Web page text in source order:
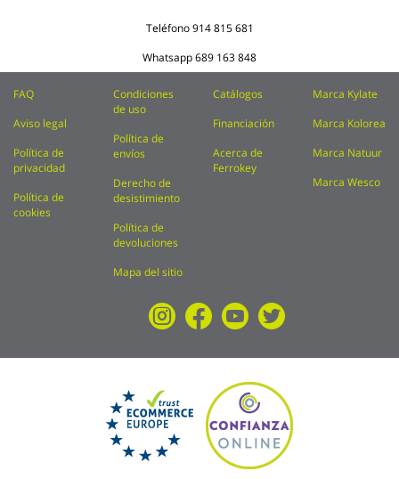
Teléfono914 815 681
Whatsapp689 163 848
FAQ
Aviso legal
Política de
privacidad
Política de
cookies
Condiciones
de uso
Política de
envíos
Derecho de
desistimiento
Política de
devoluciones
Mapa del sitio
Catálogos
Financiación
Acerca de
Ferrokey
Marca Kylate
Marca Kolorea
Marca Natuur
Marca Wesco